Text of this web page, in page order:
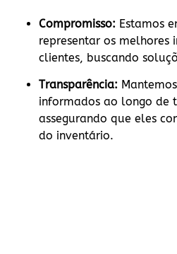
Compromisso: Estamos
representar os melhores
clientes, buscando
Transparência:
informados ao longo de
assegurando que eles
do inventário.